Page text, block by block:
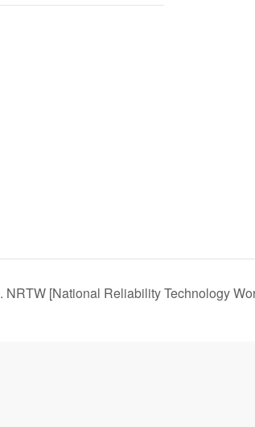
NRTW [National Reliability Technology